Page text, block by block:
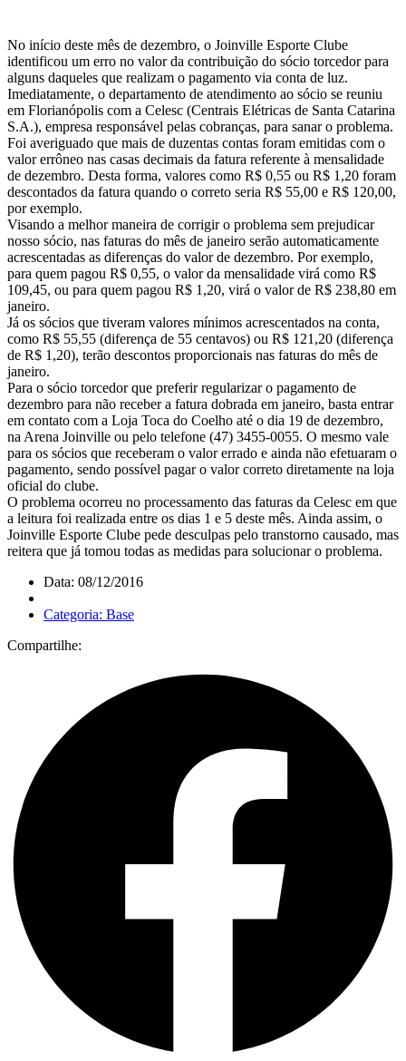
No início deste mês de dezembro, o Joinville Esporte Clube
identificou um erro no valor da contribuição do sócio torcedor para
alguns daqueles que realizam o pagamento via conta de luz.
Imediatamente, o departamento de atendimento ao sócio se reuniu
em Florianópolis com a Celesc (Centrais Elétricas de Santa Catarina
S.A.), empresa responsável pelas cobranças, para sanar o problema.
Foi averiguado que mais de duzentas contas foram emitidas com o
valor errôneo nas casas decimais da fatura referente à mensalidade
de dezembro. Desta forma, valores como R$ 0,55 ou R$ 1,20 foram
descontados da fatura quando o correto seria R$ 55,00 e R$ 120,00,
por exemplo.
Visando a melhor maneira de corrigir o problema sem prejudicar
nosso sócio, nas faturas do mês de janeiro serão automaticamente
acrescentadas as diferenças do valor de dezembro. Por exemplo,
para quem pagou R$ 0,55, o valor da mensalidade virá como R$
109,45, ou para quem pagou R$ 1,20, virá o valor de R$ 238,80 em
janeiro.
Já os sócios que tiveram valores mínimos acrescentados na conta,
como R$ 55,55 (diferença de 55 centavos) ou R$ 121,20 (diferença
de R$ 1,20), terão descontos proporcionais nas faturas do mês de
janeiro.
Para o sócio torcedor que preferir regularizar o pagamento de
dezembro para não receber a fatura dobrada em janeiro, basta entrar
em contato com a Loja Toca do Coelho até o dia 19 de dezembro,
na Arena Joinville ou pelo telefone (47) 3455-0055. O mesmo vale
para os sócios que receberam o valor errado e ainda não efetuaram o
pagamento, sendo possível pagar o valor correto diretamente na loja
oficial do clube.
O problema ocorreu no processamento das faturas da Celesc em que
a leitura foi realizada entre os dias 1 e 5 deste mês. Ainda assim, o
Joinville Esporte Clube pede desculpas pelo transtorno causado, mas
reitera que já tomou todas as medidas para solucionar o problema.
Data: 08/12/2016
Categoria: Base
Compartilhe: